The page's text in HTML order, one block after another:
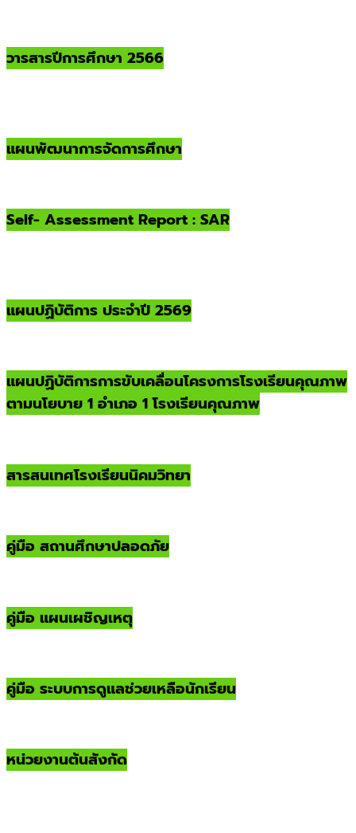
วารสารปีการศึกษา 2566
แผนพัฒนาการจัดการศึกษา
Self- Assessment Report : SAR
แผนปฏิบัติการ ประจำปี 2569
แผนปฏิบัติการการขับเคลื่อนโครงการโรงเรียนคุณภาพ
ตามนโยบาย 1 อำเภอ 1 โรงเรียนคุณภาพ
สารสนเทศโรงเรียนนิคมวิทยา
คู่มือ สถานศึกษาปลอดภัย
คู่มือ แผนเผชิญเหตุ
คู่มือ ระบบการดูแลช่วยเหลือนักเรียน
หน่วยงานต้นสังกัด